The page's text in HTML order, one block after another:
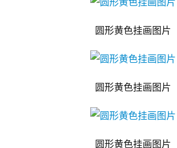
圆形黄色挂画图片
圆形黄色挂画图片
圆形黄色挂画图片